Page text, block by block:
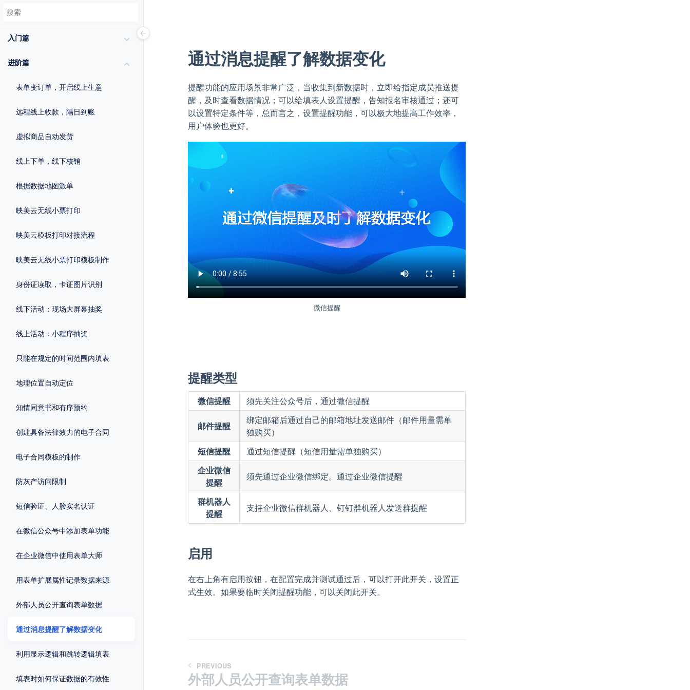
入门篇
进阶篇
表单变订单，开启线上生意
远程线上收款，隔日到账
虚拟商品自动发货
线上下单，线下核销
根据数据地图派单
映美云无线小票打印
映美云模板打印对接流程
映美云无线小票打印模板制作
身份证读取，卡证图片识别
线下活动：现场大屏幕抽奖
线上活动：小程序抽奖
只能在规定的时间范围内填表
地理位置自动定位
知情同意书和有序预约
创建具备法律效力的电子合同
电子合同模板的制作
防灰产访问限制
短信验证、人脸实名认证
在微信公众号中添加表单功能
在企业微信中使用表单大师
用表单扩展属性记录数据来源
外部人员公开查询表单数据
通过消息提醒了解数据变化
利用显示逻辑和跳转逻辑填表
填表时如何保证数据的有效性
通过消息提醒了解数据变化
提醒功能的应用场景非常广泛，当收集到新数据时，立即给指定成员推送提
醒，及时查看数据情况；可以给填表人设置提醒，告知报名审核通过；还可
以设置特定条件等，总而言之，设置提醒功能，可以极大地提高工作效率，
用户体验也更好。
微信提醒
提醒类型
微信提醒 须先关注公众号后，通过微信提醒
邮件提醒
绑定邮箱后通过自己的邮箱地址发送邮件（邮件用量需单
独购买）
短信提醒
通过短信提醒（短信用量需单独购买）
企业微信
提醒
须先通过企业微信绑定。通过企业微信提醒
群机器人
提醒
支持企业微信群机器人、钉钉群机器人发送群提醒
启用
在右上角有启用按钮，在配置完成并测试通过后，可以打开此开关，设置正
式生效。如果要临时关闭提醒功能，可以关闭此开关。
PREVIOUS
外部人员公开查询表单数据